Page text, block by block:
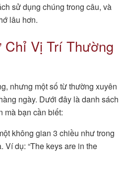
sử dụng chúng trong câu, và
lâu hơn.
Chỉ Vị Trí Thường
nhưng một số từ thường xuyên
ngày. Dưới đây là danh sách
mà bạn cần biết:
không gian 3 chiều như trong
Ví dụ: “The keys are in the